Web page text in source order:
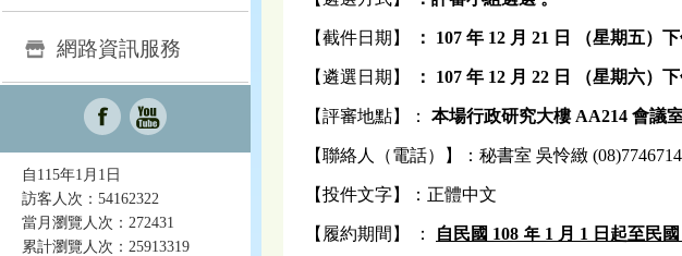
網路資訊服務
自115年1月1日
訪客人次：54162322
當月瀏覽人次：272431
累計瀏覽人次：25913319
【截件日期】 ： 107 年 12 月 21 日 （星期五）
【遴選日期】 ： 107 年 12 月 22 日 （星期六）
【評審地點】： 本場行政研究大樓 AA214 會議
【聯絡人（電話）】：秘書室 吳怜緻 (08)7746714
【投件文字】：正體中文
【履約期間】 ： 自民國 108 年 1 月 1 日起至民